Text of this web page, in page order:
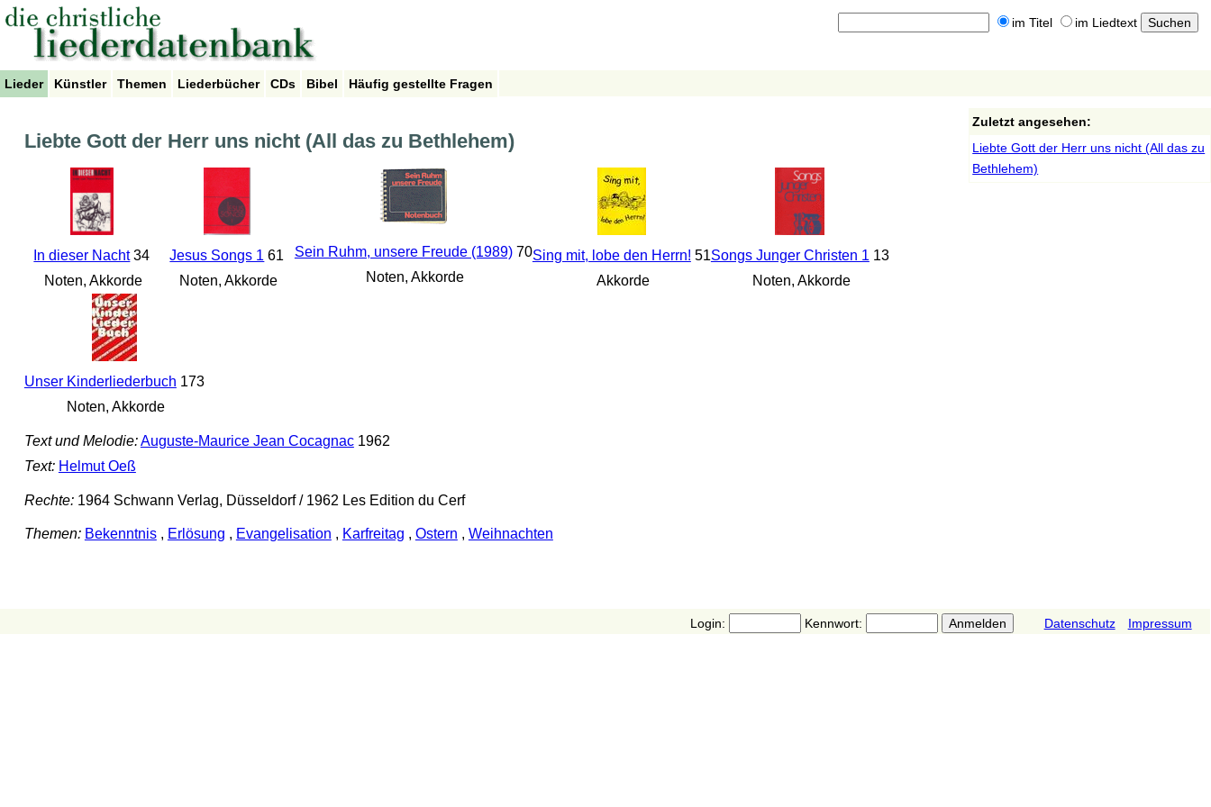
im Titel im Liedtext
Lieder Künstler Themen Liederbücher CDs Bibel Häufig gestellte Fragen
Liebte Gott der Herr uns nicht (All das zu Bethlehem)
In dieser Nacht34
Noten, Akkorde
Jesus Songs 1 61
Noten, Akkorde
Sein Ruhm, unsere Freude (1989)70
Noten, Akkorde
Sing mit, lobe den Herrn! 51
Akkorde
Songs Junger Christen 113
Noten, Akkorde
Unser Kinderliederbuch 173
Noten, Akkorde
Text und Melodie:Auguste-Maurice Jean Cocagnac1962
Text: Helmut Oeß
Rechte:1964 Schwann Verlag, Düsseldorf / 1962 Les Edition du Cerf
Themen: Bekenntnis, Erlösung , Evangelisation , Karfreitag , Ostern , Weihnachten
Zuletzt angesehen:
Liebte Gott der Herr uns nicht (All das zu
Bethlehem)
Login: Kennwort: Datenschutz Impressum